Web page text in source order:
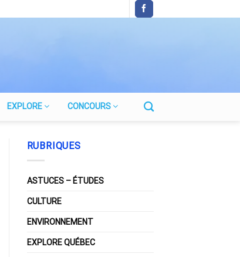
EXPLORE CONCOURS
RUBRIQUES
ASTUCES – ÉTUDES
CULTURE
ENVIRONNEMENT
EXPLORE QUÉBEC